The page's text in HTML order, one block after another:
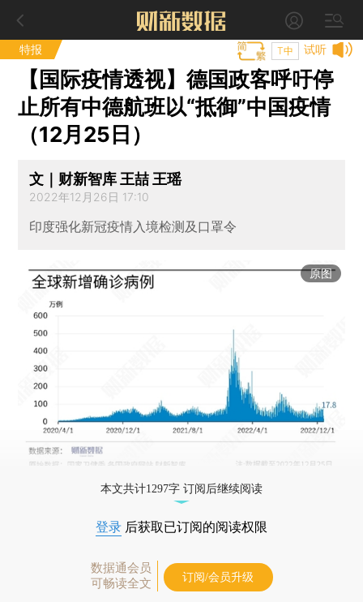
特报 试听
T中
【国际疫情透视】德国政客呼吁停
止所有中德航班以“抵御”中国疫情
（12月25日）
文｜财新智库 王喆 王瑶
2022年12月26日 17:10
印度强化新冠疫情入境检测及口罩令
原图
本文共计1297字 订阅后继续阅读
登录 后获取已订阅的阅读权限
数据通会员
可畅读全文
订阅/会员升级